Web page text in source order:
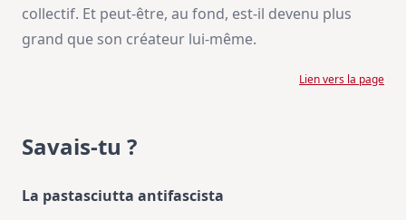
collectif. Et peut-être, au fond, est-il devenu plus
grand que son créateur lui-même.
Lien vers la page
Savais-tu ?
La pastasciutta antifascista